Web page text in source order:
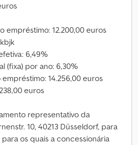
empréstimo: 12.200,00 euros
6,49%
(fixa) por ano: 6,30%
14.256,00 euros
euros
representativo da
10, 40213 Düsseldorf, para
os quais a concessionária